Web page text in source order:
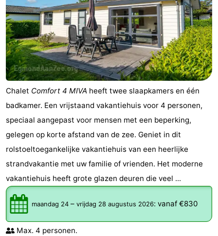
Chalet Comfort 4 MIVA heeft twee slaapkamers en één
badkamer. Een vrijstaand vakantiehuis voor 4 personen,
speciaal aangepast voor mensen met een beperking,
gelegen op korte afstand van de zee. Geniet in dit
rolstoeltoegankelijke vakantiehuis van een heerlijke
strandvakantie met uw familie of vrienden. Het moderne
vakantiehuis heeft grote glazen deuren die veel ...
maandag 24 – vrijdag 28 augustus 2026: vanaf €830
Max. 4 personen.